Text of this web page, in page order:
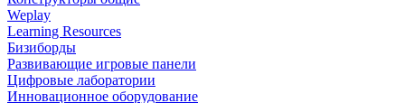
Weplay
Learning Resources
Бизиборды
Развивающие игровые панели
Цифровые лаборатории
Инновационное оборудование